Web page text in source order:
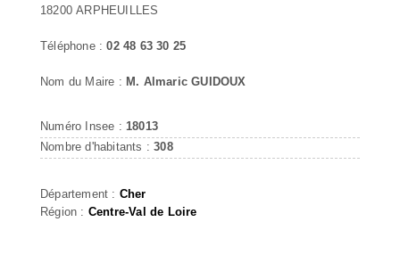
18200 ARPHEUILLES
Téléphone :02 48 63 30 25
Nom du Maire : M. Almaric GUIDOUX
Numéro Insee : 18013
Nombre d'habitants :308
Département : Cher
Région : Centre-Val de Loire